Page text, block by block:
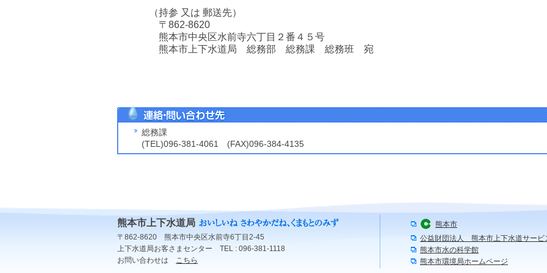
（持参 又は 郵送先）
〒862-8620
熊本市中央区水前寺六丁目２番４５号
熊本市上下水道局 総務部 総務課 総務班 宛
総務課
(TEL)096-381-4061 (FAX)096-384-4135
熊本市
公益財団法人 熊本市上下水道サービ
熊本市水の科学館
熊本市環境局ホームページ
熊本市上下水道局
〒862-8620 熊本市中央区水前寺6丁目2-45
上下水道局お客さまセンター TEL : 096-381-1118
お問い合わせは こちら